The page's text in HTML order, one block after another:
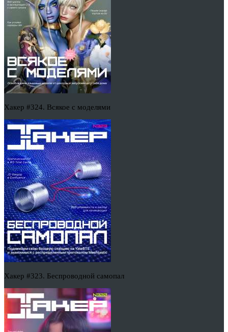
Хакер #324. Всякое с моделями
Хакер #323. Беспроводной самопал